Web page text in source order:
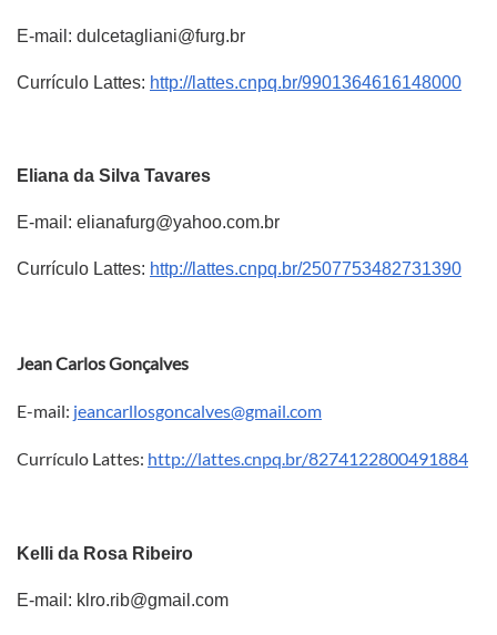
E-mail: dulcetagliani@furg.br
Currículo Lattes: http://lattes.cnpq.br/9901364616148000
Eliana da Silva Tavares
E-mail: elianafurg@yahoo.com.br
Currículo Lattes: http://lattes.cnpq.br/2507753482731390
Jean Carlos Gonçalves
E-mail: jeancarllosgoncalves@gmail.com
Currículo Lattes: http://lattes.cnpq.br/8274122800491884
Kelli da Rosa Ribeiro
E-mail: klro.rib@gmail.com